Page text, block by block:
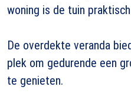
woning is de tuin
De overdekte veranda
plek om gedurende een
te genieten.